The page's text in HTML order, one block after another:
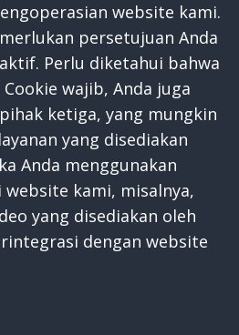
website kami.
persetujuan Anda
Perlu diketahui bahwa
wajib, Anda juga
ketiga, yang mungkin
yang disediakan
Anda menggunakan
kami, misalnya,
yang disediakan oleh
dengan website